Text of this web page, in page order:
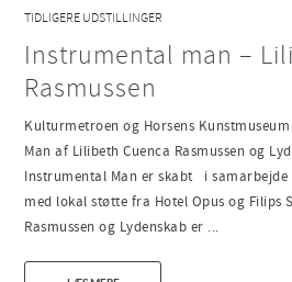
TIDLIGERE UDSTILLINGER
Instrumental man –
Rasmussen
Kulturmetroen og Horsens
Man af Lilibeth Cuenca Rasmussen og
Instrumental Man er skabt i samarbejde
med lokal støtte fra Hotel Opus og Filips
Rasmussen og Lydenskab er ...